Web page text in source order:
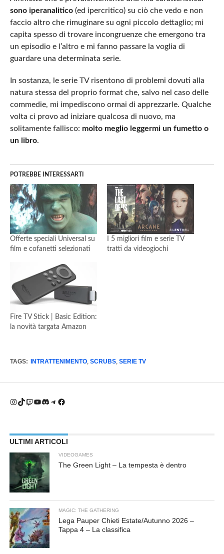
sono iperanalitico(ed ipercritico) su ciò che vedo e non
faccio altro che rimuginare su ogni piccolo dettaglio; mi
capita spesso di trovare incongruenze che emergono tra
un episodio e l’altro e mi fanno passare la voglia di
guardare una determinata serie.
In sostanza, le serie TV risentono di problemi dovuti alla
natura stessa del proprio format che, salvo nel caso delle
commedie, mi impediscono ormai di apprezzarle. Qualche
volta ci provo ad iniziare qualcosa di nuovo, ma
solitamente fallisco: molto meglio leggermi un fumetto o
un libro.
POTREBBE INTERESSARTI
Offerte speciali Universal su
film e cofanetti selezionati
I 5 migliori film e serie TV
tratti da videogiochi
Fire TV Stick | Basic Edition:
la novità targata Amazon
TAGS: INTRATTENIMENTO, SCRUBS, SERIE TV
Instagram
TikTok
Twitch
YouTube
Discord
Telegram
Facebook
ULTIMI ARTICOLI
VIDEOGAMES
The Green Light – La tempesta è dentro
MAGIC: THE GATHERING
Lega Pauper Chieti Estate/Autunno 2026 –
Tappa 4 – La classifica